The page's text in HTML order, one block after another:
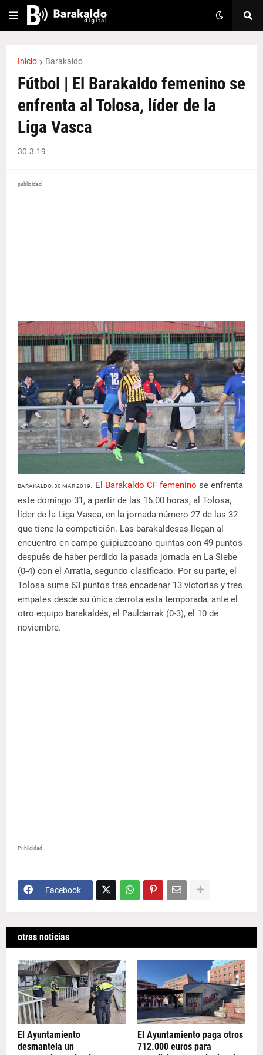
Inicio Barakaldo
Fútbol | El Barakaldo femenino se
enfrenta al Tolosa, líder de la
Liga Vasca
30.3.19
publicidad
BARAKALDO, 30 MAR 2019. El Barakaldo CF femenino se enfrenta
este domingo 31, a partir de las 16.00 horas, al Tolosa,
líder de la Liga Vasca, en la jornada número 27 de las 32
que tiene la competición. Las barakaldesas llegan al
encuentro en campo guipiuzcoano quintas con 49 puntos
después de haber perdido la pasada jornada en La Siebe
(0-4) con el Arratia, segundo clasificado. Por su parte, el
Tolosa suma 63 puntos tras encadenar 13 victorias y tres
empates desde su única derrota esta temporada, ante el
otro equipo barakaldés, el Pauldarrak (0-3), el 10 de
noviembre.
Publicidad
Facebook
otras noticias
El Ayuntamiento
desmantela un
El Ayuntamiento paga otros
712.000 euros para